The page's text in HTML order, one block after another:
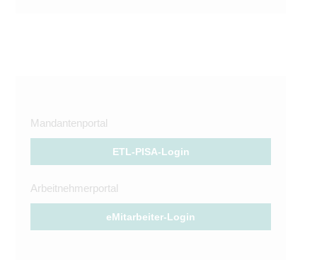
Mandantenportal
ETL-PISA-Login
Arbeitnehmerportal
eMitarbeiter-Login